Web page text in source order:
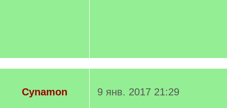
Cynamon
9 янв. 2017 21:29